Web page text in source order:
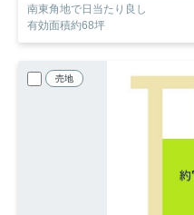
南東角地で日当たり良し
有効面積約68坪
売地